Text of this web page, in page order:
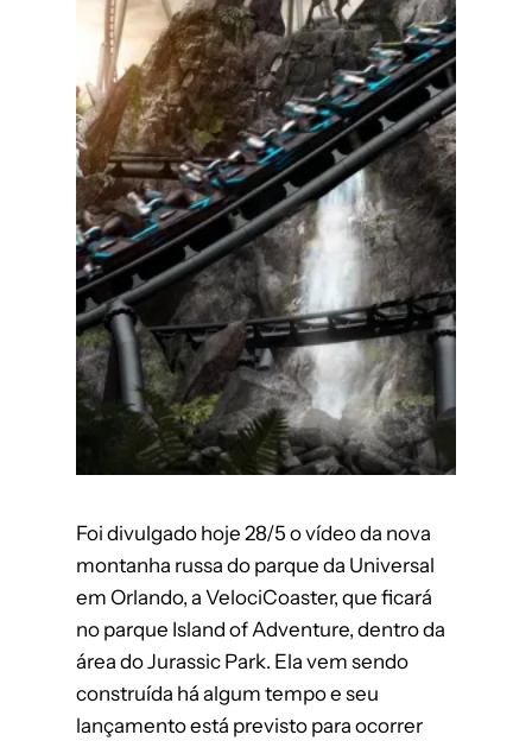
Foi divulgado hoje 28/5 o vídeo da nova
montanha russa do parque da Universal
em Orlando, a VelociCoaster, que ficará
no parque Island of Adventure, dentro da
área do Jurassic Park. Ela vem sendo
construída há algum tempo e seu
lançamento está previsto para ocorrer